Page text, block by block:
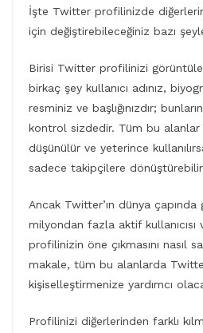
İşte Twitter profilinizde
için değiştirebileceğiniz bazı
Birisi Twitter profilinizi
birkaç şey kullanıcı adınız,
resminiz ve başlığınızdır;
kontrol sizdedir. Tüm bu alanlar
düşünülür ve yeterince
sadece takipçilere
Ancak Twitter’ın dünya çapında
milyondan fazla aktif
profilinizin öne çıkmasını nasıl
makale, tüm bu alanlarda
kişiselleştirmenize yardımcı
Profilinizi diğerlerinden farklı